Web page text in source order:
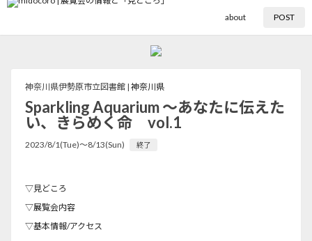
about POST
神奈川県伊勢原市立図書館 | 神奈川県
Sparkling Aquarium 〜あなたに伝えた
い、きらめく命 vol.1
2023/8/1(Tue)〜8/13(Sun) 終了
▽見どころ
▽展覧会内容
▽基本情報/アクセス